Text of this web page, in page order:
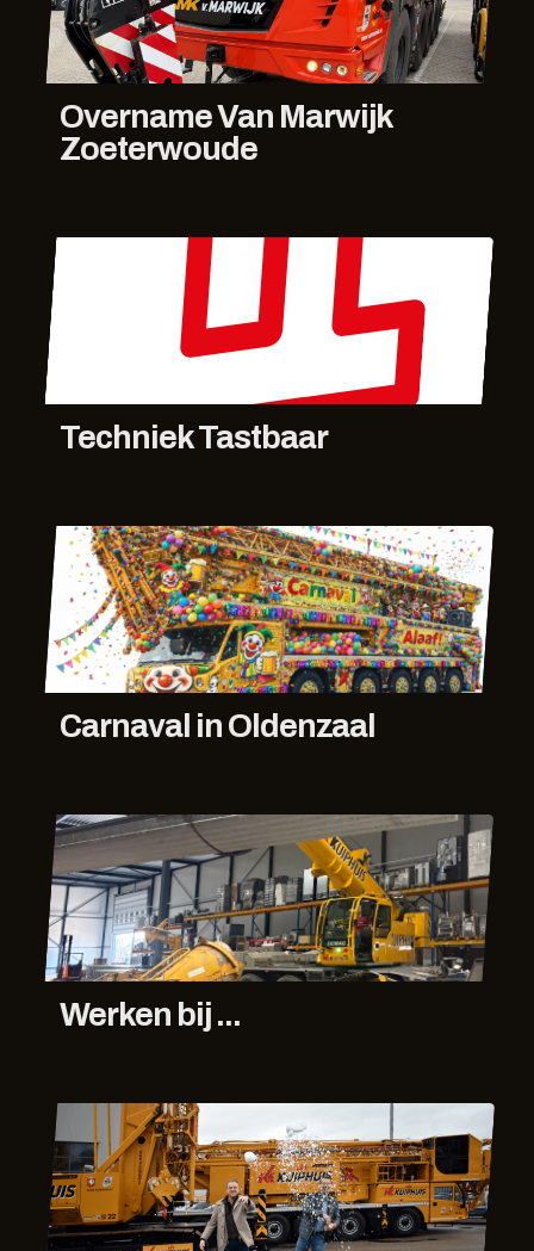
Overname Van Marwijk
Zoeterwoude
Techniek Tastbaar
Carnaval in Oldenzaal
Werken bij ...